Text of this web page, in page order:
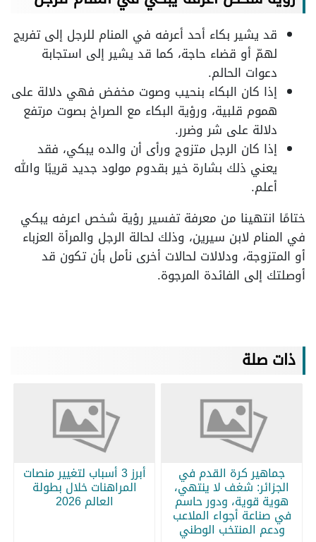
قد يشير بكاء أحد أعرفه في المنام للرجل إلى تفريج
لهمّ أو قضاء حاجة، كما قد يشير إلى استجابة
دعوات الحالم.
إذا كان البكاء بنحيب وصوت مخفض فهي دلالة على
هموم قلبية، ورؤية البكاء مع الصراخ بصوت مرتفع
دلالة على شر وضرر.
إذا كان الرجل متزوج ورأى أن والده يبكي، فقد
يعني ذلك بشارة خير بقدوم مولود جديد قريبًا والله
أعلم.
ختامًا انتهينا من معرفة تفسير رؤية شخص اعرفه يبكي
في المنام لابن سيرين، وذلك لحالة الرجل والمرأة العزباء
أو المتزوجة، ودلالات لحالات أخرى نأمل بأن تكون قد
أوصلتك إلى الفائدة المرجوة.
ذات صلة
جماهير كرة القدم في
الجزائر: شغف لا ينتهي،
هوية قوية، ودور حاسم
في صناعة أجواء الملاعب
ودعم المنتخب الوطني
أبرز 3 أسباب لتغيير منصات
المراهنات خلال بطولة
العالم 2026